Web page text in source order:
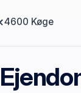
4600 Køge